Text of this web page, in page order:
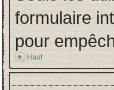
formulaire
pour
Haut